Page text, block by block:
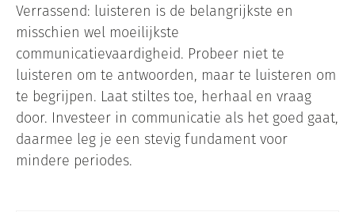
Verrassend: luisteren is de belangrijkste en
misschien wel moeilijkste
communicatievaardigheid. Probeer niet te
luisteren om te antwoorden, maar te luisteren om
te begrijpen. Laat stiltes toe, herhaal en vraag
door. Investeer in communicatie als het goed gaat,
daarmee leg je een stevig fundament voor
mindere periodes.